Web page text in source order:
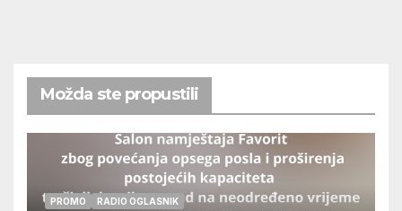
Možda ste propustili
PROMO RADIO OGLASNIK